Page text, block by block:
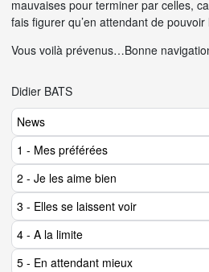
mauvaises pour terminer par celles,
fais figurer qu’en attendant de pouvoir
Vous voilà prévenus…Bonne
Didier BATS
News
1 - Mes préférées
2 - Je les aime bien
3 - Elles se laissent voir
4 - A la limite
5 - En attendant mieux